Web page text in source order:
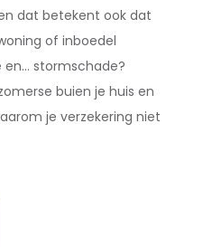
dat betekent ook dat
of inboedel
stormschade?
buien je huis en
je verzekering niet